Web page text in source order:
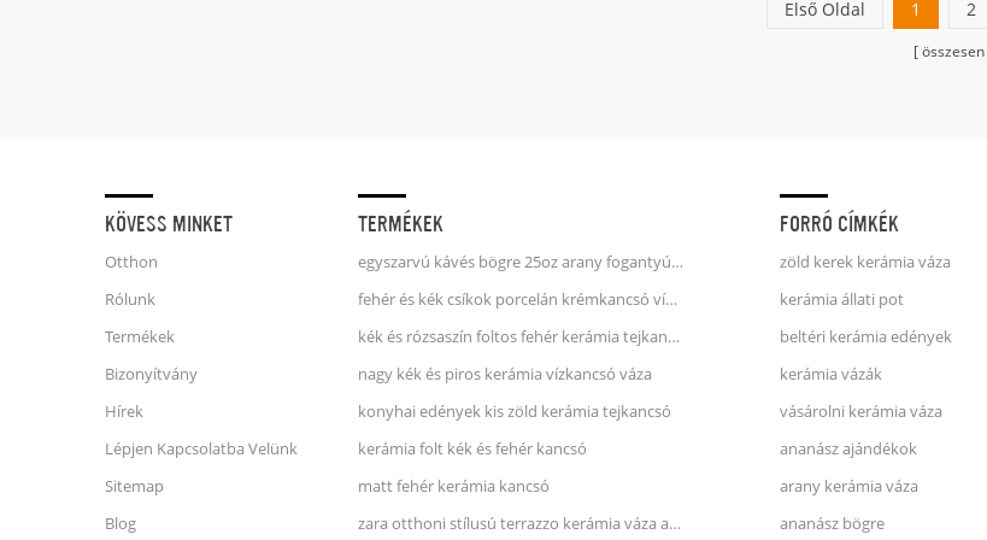
Első Oldal 1 2
összesen
KÖVESS MINKET
Otthon
Rólunk
Termékek
Bizonyítvány
Hírek
Lépjen Kapcsolatba Velünk
Sitemap
Blog
TERMÉKEK
egyszarvú kávés bögre 25oz arany fogantyúval, dombornyomott felülettel
fehér és kék csíkok porcelán krémkancsó víz kancsó
kék és rózsaszín foltos fehér kerámia tejkancsó
nagy kék és piros kerámia vízkancsó váza
konyhai edények kis zöld kerámia tejkancsó
kerámia folt kék és fehér kancsó
matt fehér kerámia kancsó
zara otthoni stílusú terrazzo kerámia váza arcával
FORRÓ CÍMKÉK
zöld kerek kerámia váza
kerámia állati pot
beltéri kerámia edények
kerámia vázák
vásárolni kerámia váza
ananász ajándékok
arany kerámia váza
ananász bögre